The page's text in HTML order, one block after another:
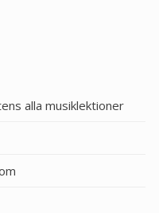
alla musiklektioner